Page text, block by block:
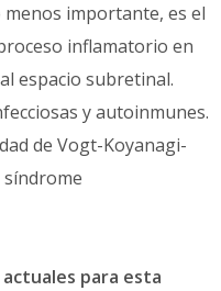
importante, es el
inflamatorio en
espacio subretinal.
y autoinmunes.
de Vogt-Koyanagi-
síndrome
para esta